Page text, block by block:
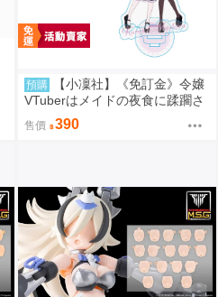
預購
【小凜社】《免訂金》令嬢
VTuberはメイドの夜食に蹂躙さ
れる ～禁断ご飯で食レポ生配信
～ 1 附Melonbooks特典
售價 390